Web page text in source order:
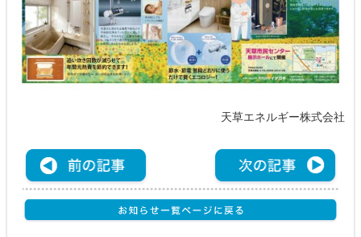
天草エネルギー株式会社